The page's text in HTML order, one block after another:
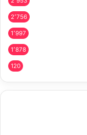
2٬756
1٬997
1٬878
120